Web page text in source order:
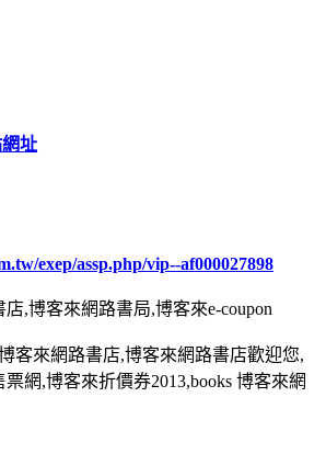
址
exep/assp.php/vip--af000027898
,博客來網路書局,博客來e-coupon
客來網路書店,博客來網路書店歡迎您,
網,博客來折價券2013,books 博客來網